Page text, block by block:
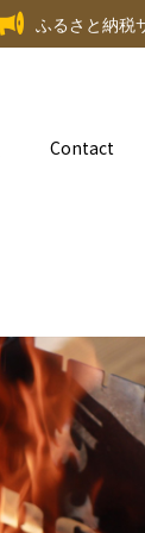
ふるさと納税
Contact